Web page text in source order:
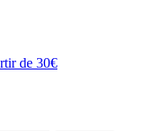
de 30€